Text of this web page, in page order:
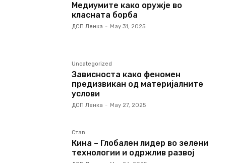
Медиумите како оружје во
класната борба
ДСП Ленка - May 31, 2025
Uncategorized
Зависноста како феномен
предизвикан од материјалните
услови
ДСП Ленка - May 27, 2025
Став
Кина – Глобален лидер во зелени
технологии и одржлив развој